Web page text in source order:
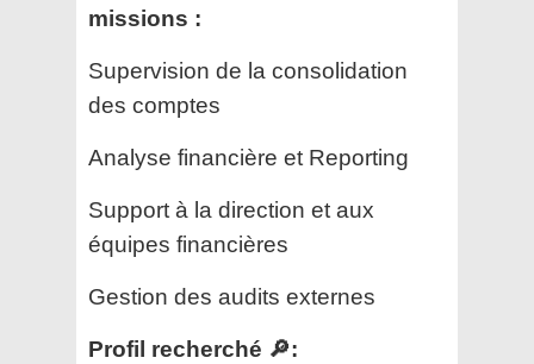
missions :
Supervision de la consolidation
des comptes
Analyse financière et Reporting
Support à la direction et aux
équipes financières
Gestion des audits externes
Profil recherché 🔎: